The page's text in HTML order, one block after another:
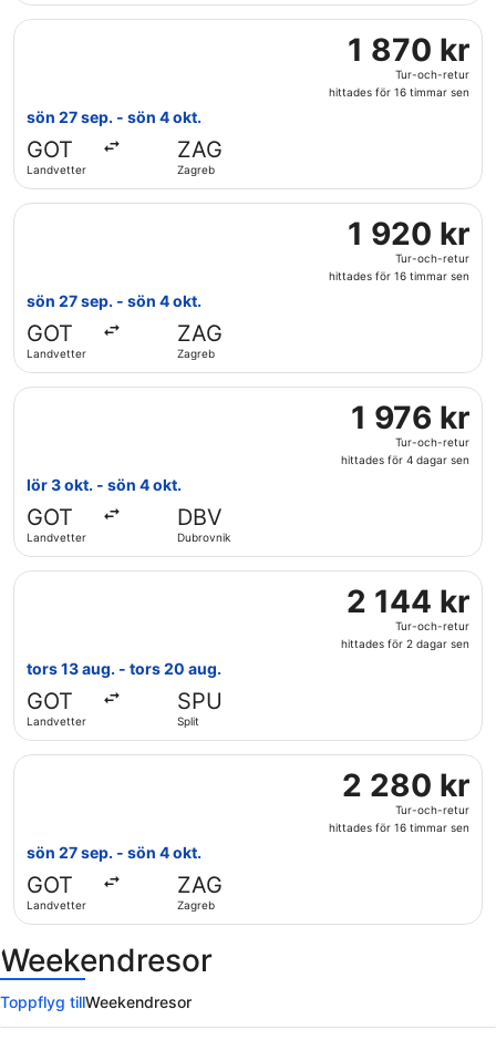
2
dagar
sen
1
870 kr
Tur-
16
timmar
sen
1 870 kr
Tur-och-retur
hittades för 16 timmar sen
sön 27 sep. - sön 4 okt.
GOT
Landvetter
ZAG
Zagreb
Välj flyg med Austrian Airlines, med avresa sön 27 sep.
1
920 kr
Tur-
16
timmar
sen
1 920 kr
Tur-och-retur
hittades för 16 timmar sen
sön 27 sep. - sön 4 okt.
GOT
Landvetter
ZAG
Zagreb
Välj flyg med Lufthansa, med avresa sön 27 sep. från
1
976 kr
Tur-
4
dagar
sen
1 976 kr
Tur-och-retur
hittades för 4 dagar sen
lör 3 okt. - sön 4 okt.
GOT
Landvetter
DBV
Dubrovnik
Välj flyg med LOT-Polish Airlines, med avresa lör 3 okt.
2
144 kr
Tur-
2
dagar
sen
2 144 kr
Tur-och-retur
hittades för 2 dagar sen
tors 13 aug. - tors 20 aug.
GOT
Landvetter
SPU
Split
Välj flyg med KLM, med avresa tors 13 aug. från
2
280 kr
Tur-
16
2 280 kr
Tur-och-retur
hittades för 16 timmar sen
sön 27 sep. - sön 4 okt.
GOT
Landvetter
ZAG
Zagreb
Välj flyg med Austrian Airlines, med avresa sön 27 sep.
Weekendresor
Toppflyg tillWeekendresor